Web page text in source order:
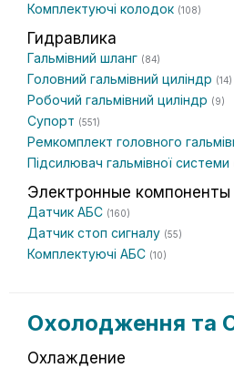
Комплектуючі колодок (108)
Гидравлика
Гальмівний шланг (84)
Головний гальмівний циліндр (14)
Робочий гальмівний циліндр (9)
Супорт (551)
Ремкомплект головного
Підсилювач гальмівної системи
Электронные компоненты
Датчик АБС (160)
Датчик стоп сигналу (55)
Комплектуючі АБС (10)
Охолодження та
Охлаждение